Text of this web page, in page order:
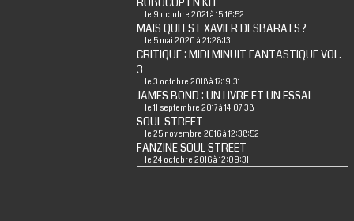
le 9 octobre 2021 à 15:16:52
MAIS QUI EST XAVIER DESBARATS ?
le 5 mai 2020 à 21:28:13
CRITIQUE : MIDI MINUIT FANTASTIQUE VOL.
3
le 3 octobre 2018 à 17:19:31
JAMES BOND : UN LIVRE ET UN ESSAI
le 11 septembre 2017 à 14:07:38
SOUL STREET
le 25 novembre 2016 à 12:38:52
FANZINE SOUL STREET
le 24 octobre 2016 à 12:09:31